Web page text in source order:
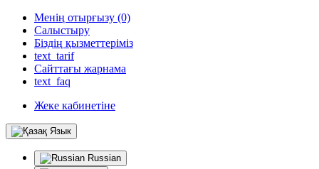
Менің отырғызу (0)
Салыстыру
Біздің қызметтеріміз
text_tarif
Сайттағы жарнама
text_faq
Жеке кабинетіне
Язык
Russian